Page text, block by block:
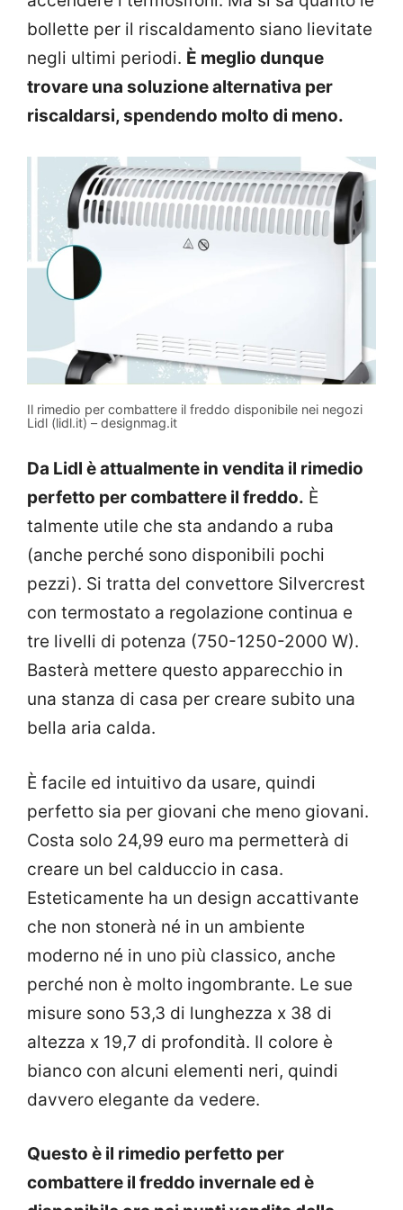
bollette per il riscaldamento siano lievitate
negli ultimi periodi. È meglio dunque
trovare una soluzione alternativa per
riscaldarsi, spendendo molto di meno.
Il rimedio per combattere il freddo disponibile nei negozi
Lidl (lidl.it) – designmag.it
Da Lidl è attualmente in vendita il rimedio
perfetto per combattere il freddo. È
talmente utile che sta andando a ruba
(anche perché sono disponibili pochi
pezzi). Si tratta del convettore Silvercrest
con termostato a regolazione continua e
tre livelli di potenza (750-1250-2000 W).
Basterà mettere questo apparecchio in
una stanza di casa per creare subito una
bella aria calda.
È facile ed intuitivo da usare, quindi
perfetto sia per giovani che meno giovani.
Costa solo 24,99 euro ma permetterà di
creare un bel calduccio in casa.
Esteticamente ha un design accattivante
che non stonerà né in un ambiente
moderno né in uno più classico, anche
perché non è molto ingombrante. Le sue
misure sono 53,3 di lunghezza x 38 di
altezza x 19,7 di profondità. Il colore è
bianco con alcuni elementi neri, quindi
davvero elegante da vedere.
Questo è il rimedio perfetto per
combattere il freddo invernale ed è